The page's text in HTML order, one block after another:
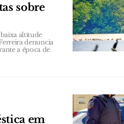
sobre
altitude
denuncia
a época de
em